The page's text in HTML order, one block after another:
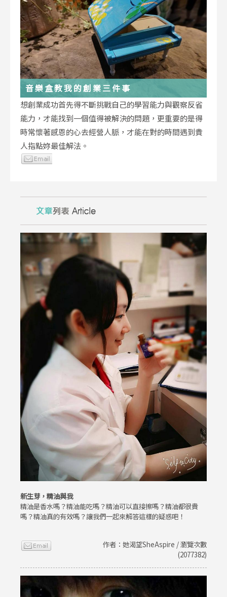
音樂盒教我的創業三件事
想創業成功首先得不斷挑戰自己的學習能力與觀察反省
能力，才能找到一個值得被解決的問題，更重要的是得
時常懷著感恩的心去經營人脈，才能在對的時間遇到貴
人指點妳最佳解法。
新生芽，精油與我
精油是香水嗎？精油能吃嗎？精油可以直接擦嗎？精油都很貴
嗎？精油真的有效嗎？讓我們一起來解答這樣的疑惑吧！
作者：她渴望SheAspire / 瀏覽次數
(2077382)